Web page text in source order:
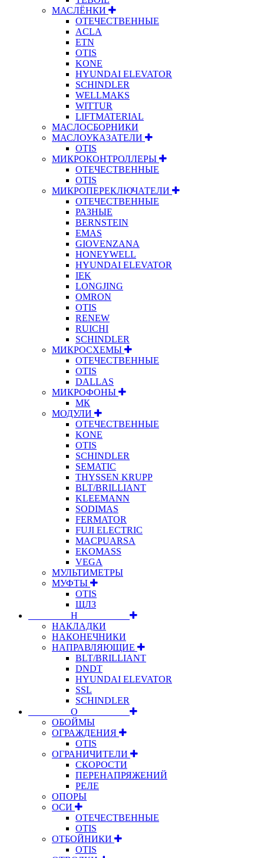
МАСЛЁНКИ
ОТЕЧЕСТВЕННЫЕ
ACLA
ETN
OTIS
KONE
HYUNDAI ELEVATOR
SCHINDLER
WELLMAKS
WITTUR
LIFTMATERIAL
МАСЛОСБОРНИКИ
МАСЛОУКАЗАТЕЛИ
OTIS
МИКРОКОНТРОЛЛЕРЫ
ОТЕЧЕСТВЕННЫЕ
OTIS
МИКРОПЕРЕКЛЮЧАТЕЛИ
ОТЕЧЕСТВЕННЫЕ
РАЗНЫЕ
BERNSTEIN
EMAS
GIOVENZANA
HONEYWELL
HYUNDAI ELEVATOR
IEK
LONGJING
OMRON
OTIS
RENEW
RUICHI
SCHINDLER
МИКРОСХЕМЫ
ОТЕЧЕСТВЕННЫЕ
OTIS
DALLAS
МИКРОФОНЫ
МК
МОДУЛИ
ОТЕЧЕСТВЕННЫЕ
KONE
OTIS
SCHINDLER
SEMATIC
THYSSEN KRUPP
BLT/BRILLIANT
KLEEMANN
SODIMAS
FERMATOR
FUJI ELECTRIC
MACPUARSA
EKOMASS
VEGA
МУЛЬТИМЕТРЫ
МУФТЫ
OTIS
ЩЛЗ
⠀⠀⠀⠀⠀⠀Н⠀⠀⠀⠀⠀⠀⠀
НАКЛАДКИ
НАКОНЕЧНИКИ
НАПРАВЛЯЮЩИЕ
BLT/BRILLIANT
DNDT
HYUNDAI ELEVATOR
SSL
SCHINDLER
⠀⠀⠀⠀⠀⠀О⠀⠀⠀⠀⠀⠀⠀
ОБОЙМЫ
ОГРАЖДЕНИЯ
OTIS
ОГРАНИЧИТЕЛИ
СКОРОСТИ
ПЕРЕНАПРЯЖЕНИЙ
РЕЛЕ
ОПОРЫ
ОСИ
ОТЕЧЕСТВЕННЫЕ
OTIS
ОТБОЙНИКИ
OTIS